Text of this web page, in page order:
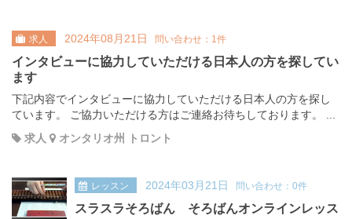
求人 2024年08月21日 問い合わせ：1件
インタビューに協力していただける日本人の方を探してい
ます
下記内容でインタビューに協力していただける日本人の方を探し
ています。 ご協力いただける方はご連絡お待ちしております。 ...
求人
オンタリオ州 トロント
レッスン 2024年03月21日 問い合わせ：0件
スラスラそろばん そろばんオンラインレッス